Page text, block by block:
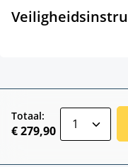
Totaal:
€ 279,90